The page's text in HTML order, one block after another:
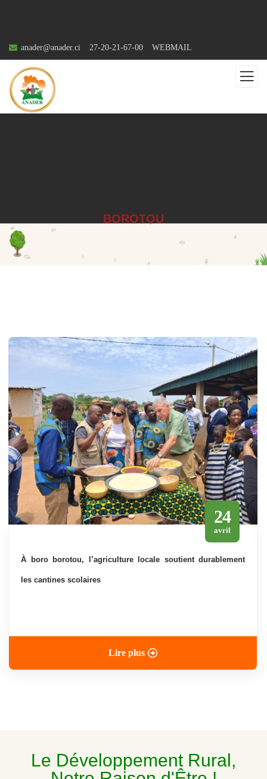
anader@anader.ci 27-20-21-67-00 WEBMAIL
BOROTOU
24
avril
à boro borotou, l’agriculture locale soutient durablement
les cantines scolaires
Lire plus
Le Développement Rural,